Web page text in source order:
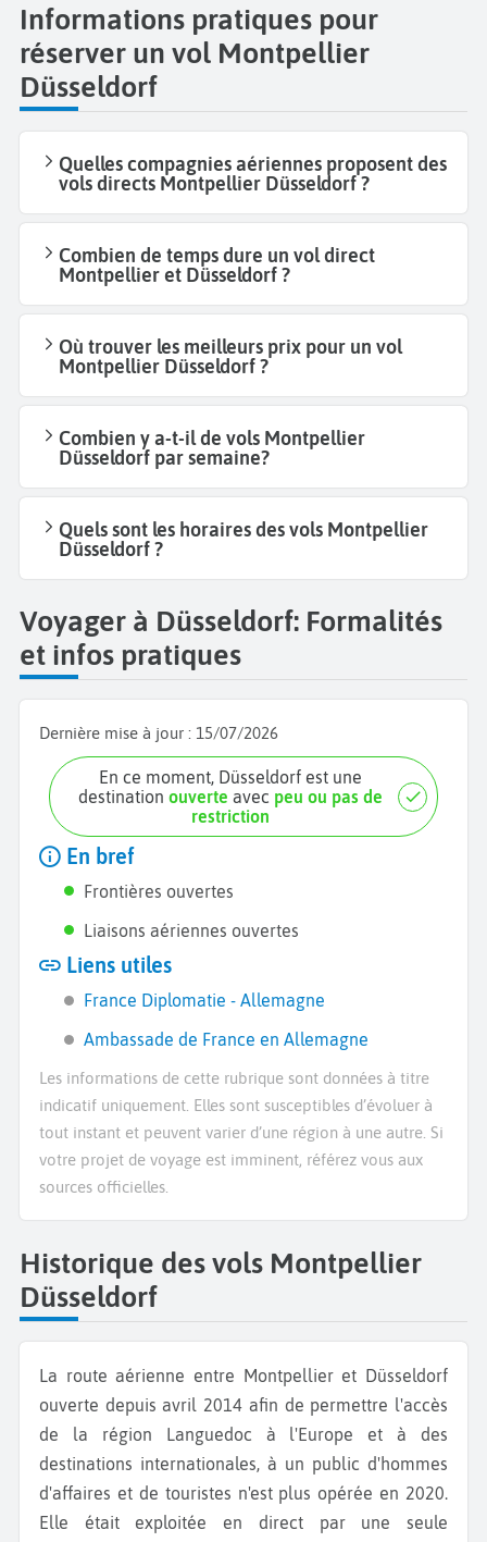
Informations pratiques pour
réserver un vol Montpellier
Düsseldorf
Quelles compagnies aériennes proposent des
vols directs Montpellier Düsseldorf ?
Combien de temps dure un vol direct
Montpellier et Düsseldorf ?
Où trouver les meilleurs prix pour un vol
Montpellier Düsseldorf ?
Combien y a-t-il de vols Montpellier
Düsseldorf par semaine?
Quels sont les horaires des vols Montpellier
Düsseldorf ?
Voyager à Düsseldorf: Formalités
et infos pratiques
Dernière mise à jour : 15/07/2026
En ce moment, Düsseldorf est une
destinationouverte avec peu ou pas de
restriction
En bref
Frontières ouvertes
Liaisons aériennes ouvertes
Liens utiles
France Diplomatie - Allemagne
Ambassade de France en Allemagne
Les informations de cette rubrique sont données à titre
indicatif uniquement. Elles sont susceptibles d’évoluer à
tout instant et peuvent varier d’une région à une autre. Si
votre projet de voyage est imminent, référez vous aux
sources officielles.
Historique des vols Montpellier
Düsseldorf
La route aérienne entre Montpellier et Düsseldorf
ouverte depuis avril 2014 afin de permettre l'accès
de la région Languedoc à l'Europe et à des
destinations internationales, à un public d'hommes
d'affaires et de touristes n'est plus opérée en 2020.
Elle était exploitée en direct par une seule